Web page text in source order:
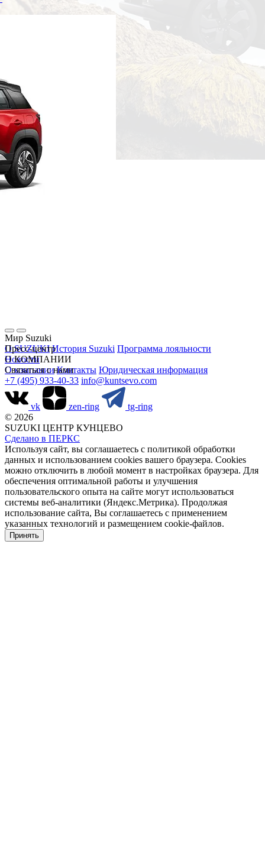
Мир Suzuki
О SUZUKI История Suzuki Программа лояльности
Пресс-центр
Новости
О КОМПАНИИ
О компании Контакты Юридическая информация
Связаться с нами
+7 (495) 933-40-33 info@kuntsevo.com
vk zen-ring
tg-ring
© 2026
SUZUKI ЦЕНТР КУНЦЕВО
Сделано в ПЕРКС
Используя сайт, вы соглашаетесь с политикой обработки
данных и использованием cookies вашего браузера. Cookies
можно отключить в любой момент в настройках браузера. Для
обеспечения оптимальной работы и улучшения
пользовательского опыта на сайте могут использоваться
системы веб-аналитики (Яндекс.Метрика). Продолжая
использование сайта, Вы соглашаетесь с применением
указанных технологий и размещением cookie-файлов.
Принять